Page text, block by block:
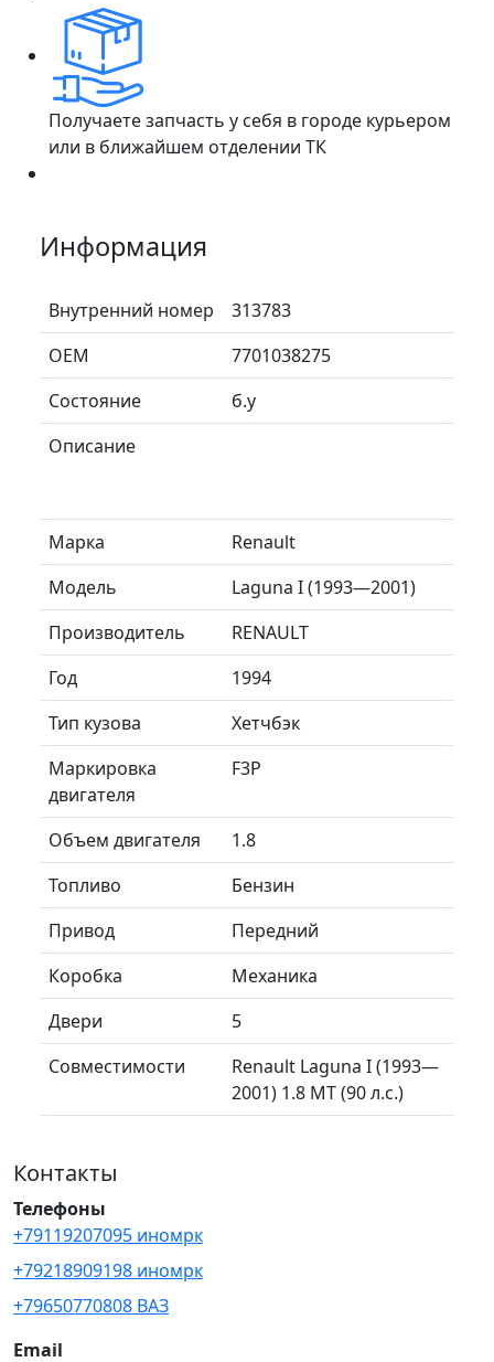
Получаете запчасть у себя в городе курьером
или в ближайшем отделении ТК
Информация
Внутренний номер
313783
ОЕМ
7701038275
Состояние
б.у
Описание
Марка
Renault
Модель
Laguna I (1993—2001)
Производитель
RENAULT
Год
1994
Тип кузова
Хетчбэк
Маркировка
двигателя
F3P
Объем двигателя
1.8
Топливо
Бензин
Привод
Передний
Коробка
Механика
Двери
5
Совместимости
Renault Laguna I (1993—
2001) 1.8 MT (90 л.с.)
Контакты
Телефоны
+79119207095 иномрк
+79218909198 иномрк
+79650770808 ВАЗ
Email